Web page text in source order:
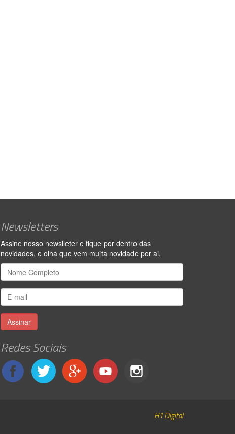
Newsletters
Assine nosso newslleter e fique por dentro das
novidades, e olha que vem muita novidade por ai.
Assinar
Redes Sociais
H1 Digital